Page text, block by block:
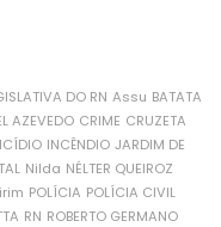
DO RN Assu BATATA
AZEVEDO CRIME CRUZETA
INCÊNDIO JARDIM DE
Nilda NÉLTER QUEIROZ
POLÍCIA POLÍCIA CIVIL
RN ROBERTO GERMANO